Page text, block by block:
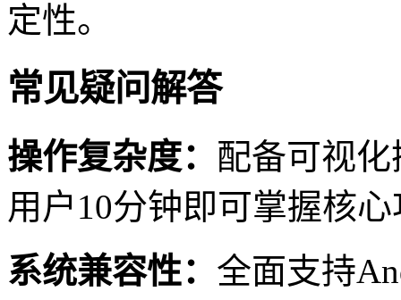
定性。
常见疑问解答
操作复杂度： 配备可视
用户10分钟即可掌握核
系统兼容性： 全面支持